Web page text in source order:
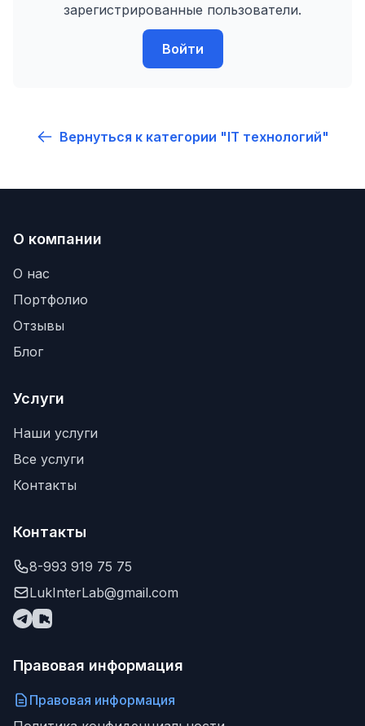
зарегистрированные пользователи.
Войти
Вернуться к категории "IT технологий"
О компании
О нас
Портфолио
Отзывы
Блог
Услуги
Наши услуги
Все услуги
Контакты
Контакты
8-993 919 75 75
LukInterLab@gmail.com
Правовая информация
Правовая информация